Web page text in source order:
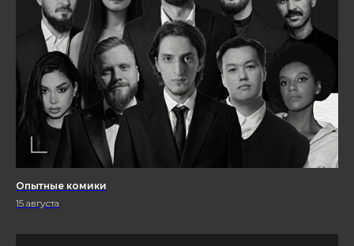
Опытные комики
15 августа